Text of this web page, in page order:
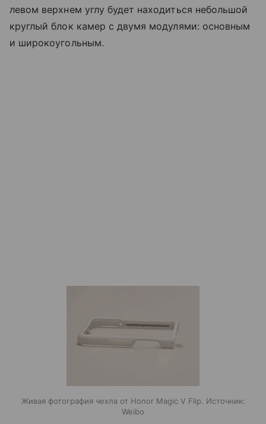
левом верхнем углу будет находиться небольшой
круглый блок камер с двумя модулями: основным
и широкоугольным.
Живая фотография чехла от Honor Magic V Flip. Источник:
Weibo